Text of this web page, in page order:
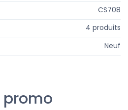
CS708
4 produits
Neuf
promo